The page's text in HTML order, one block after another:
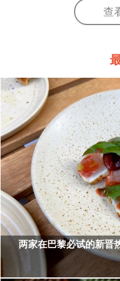
查
两家在巴黎必试的新